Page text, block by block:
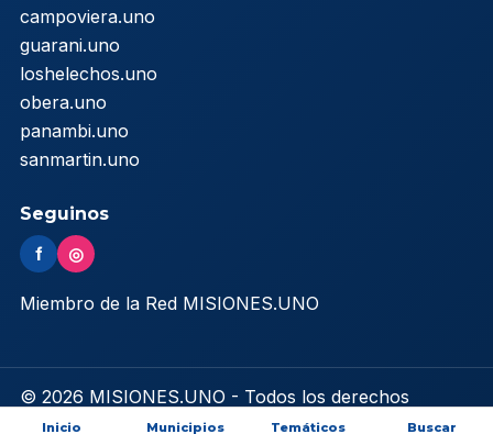
campoviera.uno
guarani.uno
loshelechos.uno
obera.uno
panambi.uno
sanmartin.uno
Seguinos
f ◎
Miembro de la Red MISIONES.UNO
© 2026 MISIONES.UNO - Todos los derechos
reservados
Inicio Municipios Temáticos Buscar